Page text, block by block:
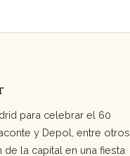
para celebrar el 60
y Depol, entre otros.
la capital en una fiesta